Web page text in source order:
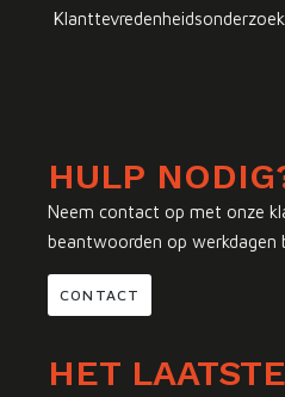
Klanttevredenheidsonderzoek
HULP
Neem contact op met onze
beantwoorden op werkdagen
CONTACT
HET